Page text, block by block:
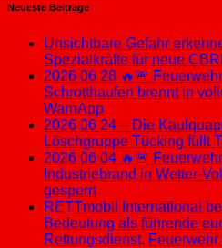
Neueste Beiträge
Unsichtbare Gefahr
Spezialkräfte für neue
2026 06 28 🔥🚨
Schrotthaufen brennt in
WarnApp
2026 06 24 – Die
Löschgruppe Tücking füllt
2026 06 04 🔥🚨
Industriebrand in Wetter-
gesperrt
RETTmobil International
Bedeutung als führende
Rettungsdienst,